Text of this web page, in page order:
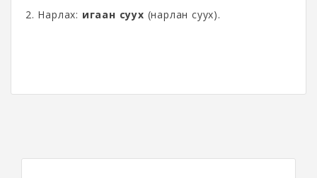
2. Нарлах: игаан суух (нарлан суух).